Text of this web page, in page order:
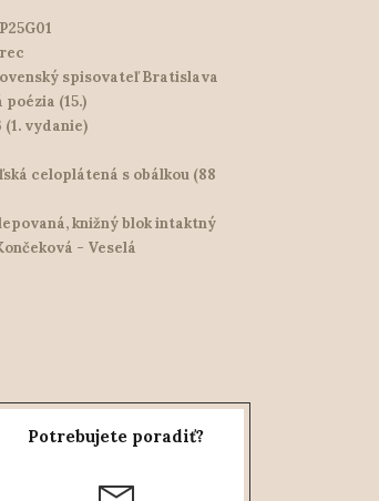
spisovateľ Bratislava
poézia (15.)
(1. vydanie)
celoplátená s obálkou (88
knižný blok intaktný
- Veselá
Potrebujete poradiť?